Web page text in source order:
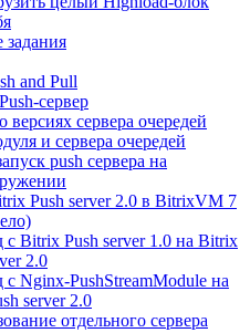
задания
and Pull
сервер
сервера очередей
и сервера очередей
push сервера на
Push server 2.0 в BitrixVM 7
с Bitrix Push server 1.0 на Bitrix
2.0
с Nginx-PushStreamModule на
server 2.0
отдельного сервера